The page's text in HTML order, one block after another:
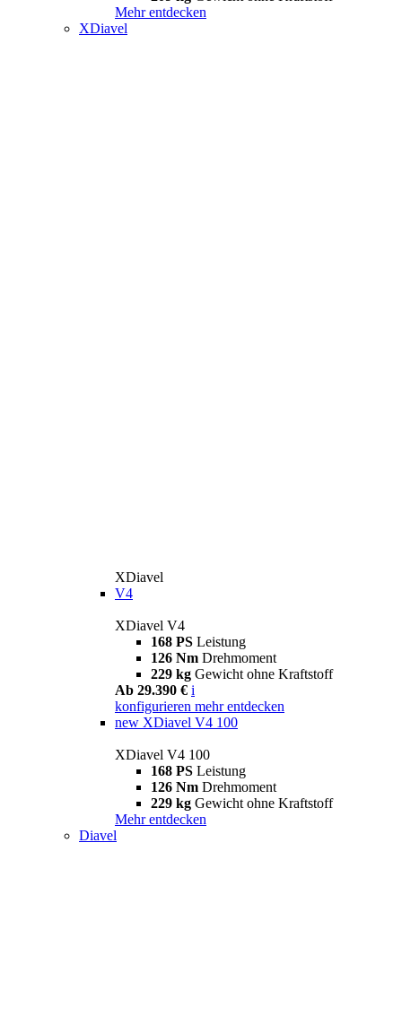
Mehr entdecken
XDiavel
XDiavel
V4
XDiavel V4
168 PS Leistung
126 Nm Drehmoment
229 kg Gewicht ohne Kraftstoff
Ab 29.390 € i
konfigurieren mehr entdecken
new XDiavel V4 100
XDiavel V4 100
168 PS Leistung
126 Nm Drehmoment
229 kg Gewicht ohne Kraftstoff
Mehr entdecken
Diavel